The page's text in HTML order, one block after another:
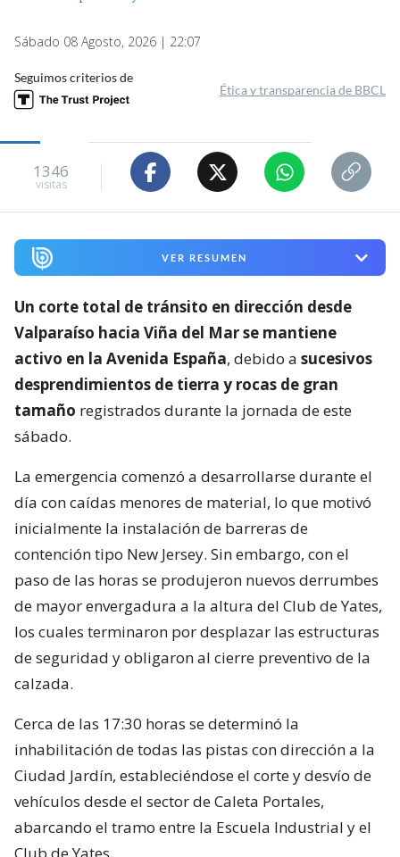
Sábado 08 Agosto, 2026 | 22:07
Seguimos criterios de
Ética y transparencia de BBCL
1346
visitas
VER RESUMEN
Un corte total de tránsito en dirección desde
Valparaíso hacia Viña del Mar se mantiene
activo en la Avenida España, debido a sucesivos
desprendimientos de tierra y rocas de gran
tamaño registrados durante la jornada de este
sábado.
La emergencia comenzó a desarrollarse durante el
día con caídas menores de material, lo que motivó
inicialmente la instalación de barreras de
contención tipo New Jersey. Sin embargo, con el
paso de las horas se produjeron nuevos derrumbes
de mayor envergadura a la altura del Club de Yates,
los cuales terminaron por desplazar las estructuras
de seguridad y obligaron al cierre preventivo de la
calzada.
Cerca de las 17:30 horas se determinó la
inhabilitación de todas las pistas con dirección a la
Ciudad Jardín, estableciéndose el corte y desvío de
vehículos desde el sector de Caleta Portales,
abarcando el tramo entre la Escuela Industrial y el